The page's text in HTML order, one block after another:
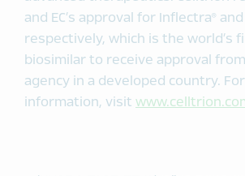
and EC’s approval for Inflectra® and
respectively, which is the world’s
biosimilar to receive approval
agency in a developed country.
information, visit